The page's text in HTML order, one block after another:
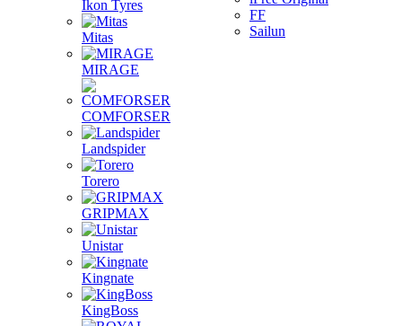
Ikon Tyres
Mitas
MIRAGE
COMFORSER
Landspider
Torero
GRIPMAX
Unistar
Kingnate
KingBoss
FF
Sailun